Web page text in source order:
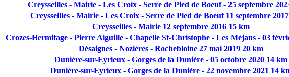
Creysseilles - Mairie - Les Croix - Serre de Pied de Boeuf - 25 septembre
Creysseilles - Mairie - Les Croix - Serre de Pied de Boeuf 11 septembre
Creysseilles - Mairie 12 septembre 2016 15 km
Crozes-Hermitage - Pierre Aiguille - Chapelle St-Christophe - Les Méjans - 03
Désaignes - Nozières - Rochebloine 27 mai 2019 20 km
Dunière-sur-Eyrieux - Gorges de la Dunière - 05 octobre 2020 14 km
Dunière-sur-Eyrieux - Gorges de la Dunière - 22 novembre 2021 14